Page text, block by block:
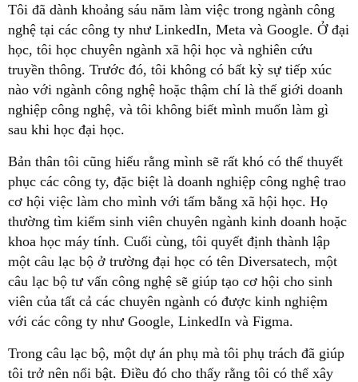
Tôi đã dành khoảng sáu năm làm việc trong ngành công
nghệ tại các công ty như LinkedIn, Meta và Google. Ở đại
học, tôi học chuyên ngành xã hội học và nghiên cứu
truyền thông. Trước đó, tôi không có bất kỳ sự tiếp xúc
nào với ngành công nghệ hoặc thậm chí là thế giới doanh
nghiệp công nghệ, và tôi không biết mình muốn làm gì
sau khi học đại học.
Bản thân tôi cũng hiểu rằng mình sẽ rất khó có thể thuyết
phục các công ty, đặc biệt là doanh nghiệp công nghệ trao
cơ hội việc làm cho mình với tấm bằng xã hội học. Họ
thường tìm kiếm sinh viên chuyên ngành kinh doanh hoặc
khoa học máy tính. Cuối cùng, tôi quyết định thành lập
một câu lạc bộ ở trường đại học có tên Diversatech, một
câu lạc bộ tư vấn công nghệ sẽ giúp tạo cơ hội cho sinh
viên của tất cả các chuyên ngành có được kinh nghiệm
với các công ty như Google, LinkedIn và Figma.
Trong câu lạc bộ, một dự án phụ mà tôi phụ trách đã giúp
tôi trở nên nổi bật. Điều đó cho thấy rằng tôi có thể xây